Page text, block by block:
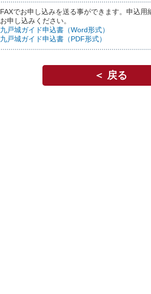
FAXでお申し込みを送る事ができます。申込
お申し込みください。
九戸城ガイド申込書（Word形式）
九戸城ガイド申込書（PDF形式）
＜ 戻る